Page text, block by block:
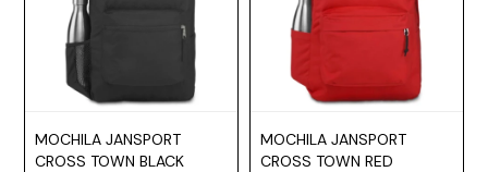
MOCHILA JANSPORT
CROSS TOWN BLACK
MOCHILA JANSPORT
CROSS TOWN RED